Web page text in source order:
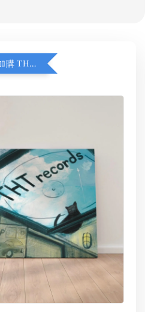
凡購買任一商品即可加購 THT 九週年 同一片天空 無框畫 30 x 30 cm 附掛勾 (黑膠封面大小）